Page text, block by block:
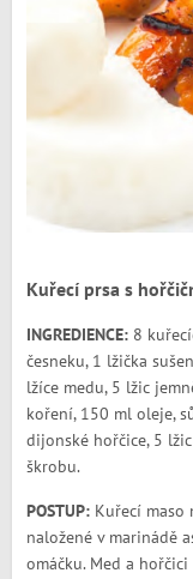
Kuřecí prsa s
INGREDIENCE:8
česneku, 1 lžička
lžíce medu, 5 lžic
koření, 150 ml oleje,
dijonské hořčice, 5
škrobu.
POSTUP:Kuřecí maso
naložené v marinádě
omáčku. Med a